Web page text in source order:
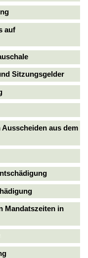
auf
Sitzungsgelder
aus dem
Mandatszeiten in